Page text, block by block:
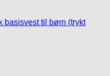
basisvest til børn (trykt